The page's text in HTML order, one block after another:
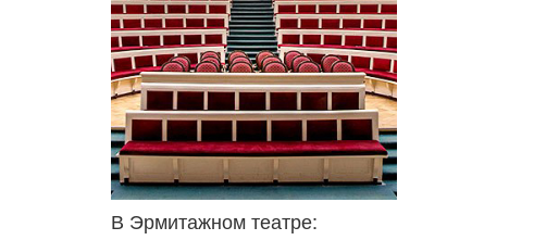
В Эрмитажном театре: